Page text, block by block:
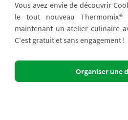
Vous avez envie de découvrir
le tout nouveau Thermomix®
maintenant un atelier culinaire
C'est gratuit et sans engagement !
Organiser une